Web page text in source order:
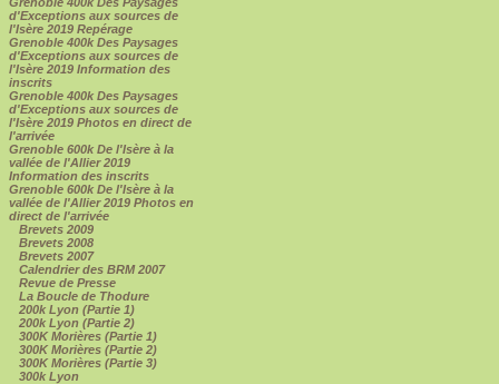
d'Exceptions aux sources de
l'Isère 2019 Repérage
Grenoble 400k Des Paysages
d'Exceptions aux sources de
l'Isère 2019 Information des
inscrits
Grenoble 400k Des Paysages
d'Exceptions aux sources de
l'Isère 2019 Photos en direct de
l'arrivée
Grenoble 600k De l'Isère à la
vallée de l'Allier 2019
Information des inscrits
Grenoble 600k De l'Isère à la
vallée de l'Allier 2019 Photos en
direct de l'arrivée
Brevets 2009
Brevets 2008
Brevets 2007
Calendrier des BRM 2007
Revue de Presse
La Boucle de Thodure
200k Lyon (Partie 1)
200k Lyon (Partie 2)
300K Morières (Partie 1)
300K Morières (Partie 2)
300K Morières (Partie 3)
300k Lyon